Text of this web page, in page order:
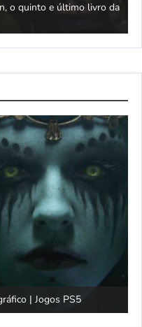
o quinto e último livro da
| Jogos PS5